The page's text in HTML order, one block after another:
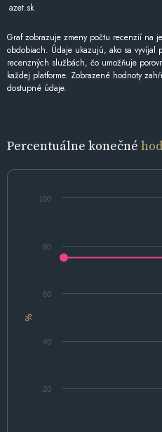
azet.sk
Graf zobrazuje zmeny počtu recenzií na
obdobiach. Údaje ukazujú, ako sa vyvíjal
recenzných službách, čo umožňuje
každej platforme. Zobrazené hodnoty
dostupné údaje.
Percentuálne konečné
%
20
40
60
80
100